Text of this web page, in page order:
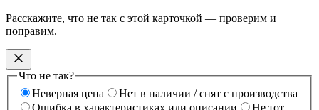
Расскажите, что не так с этой карточкой — проверим и
поправим.
Что не так?
Неверная цена
Нет в наличии / снят с производства